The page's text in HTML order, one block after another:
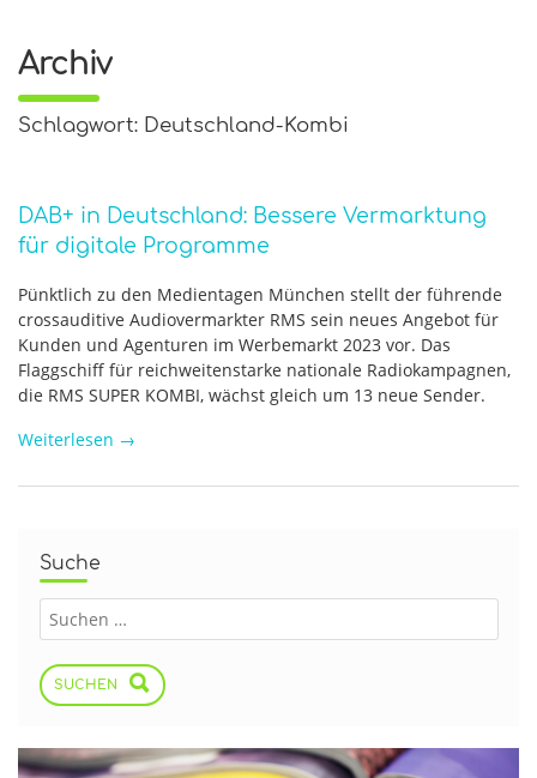
Archiv
Schlagwort: Deutschland-Kombi
DAB+ in Deutschland: Bessere Vermarktung
für digitale Programme
Pünktlich zu den Medientagen München stellt der führende
crossauditive Audiovermarkter RMS sein neues Angebot für
Kunden und Agenturen im Werbemarkt 2023 vor. Das
Flaggschiff für reichweitenstarke nationale Radiokampagnen,
die RMS SUPER KOMBI, wächst gleich um 13 neue Sender.
Weiterlesen →
Suche
SUCHEN